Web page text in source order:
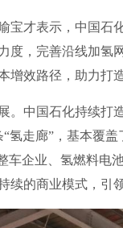
才表示，中国石化
度，完善沿线加氢
增效路径，助力打
国石化持续打造
氢走廊”，基本覆
车企业、氢燃料
续的商业模式，引